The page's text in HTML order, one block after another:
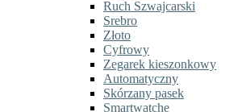
Ruch Szwajcarski
Srebro
Złoto
Cyfrowy
Zegarek kieszonkowy
Automatyczny
Skórzany pasek
Smartwatche